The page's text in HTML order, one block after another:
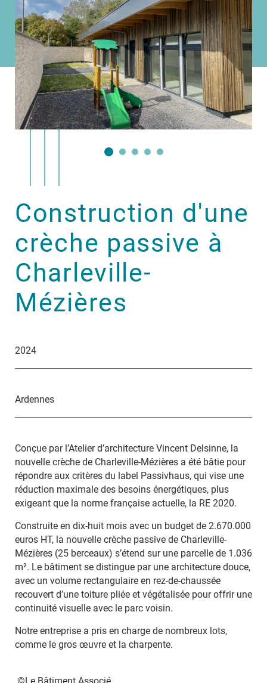
Construction d'une
crèche passive à
Charleville-
Mézières
2024
Ardennes
Conçue par l’Atelier d’architecture Vincent Delsinne, la
nouvelle crèche de Charleville-Mézières a été bâtie pour
répondre aux critères du label Passivhaus, qui vise une
réduction maximale des besoins énergétiques, plus
exigeant que la norme française actuelle, la RE 2020.
Construite en dix-huit mois avec un budget de 2.670.000
euros HT, la nouvelle crèche passive de Charleville-
Mézières (25 berceaux) s’étend sur une parcelle de 1.036
m². Le bâtiment se distingue par une architecture douce,
avec un volume rectangulaire en rez-de-chaussée
recouvert d’une toiture pliée et végétalisée pour offrir une
continuité visuelle avec le parc voisin.
Notre entreprise a pris en charge de nombreux lots,
comme le gros œuvre et la charpente.